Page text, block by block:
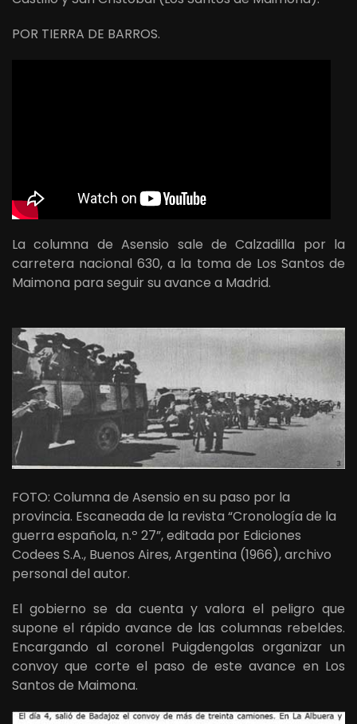
POR TIERRA DE BARROS.
La columna de Asensio sale de Calzadilla por la
carretera nacional 630, a la toma de Los Santos de
Maimona para seguir su avance a Madrid.
FOTO: Columna de Asensio en su paso por la
provincia. Escaneada de la revista “Cronología de la
guerra española, n.º 27”, editada por Ediciones
Codees S.A., Buenos Aires, Argentina (1966), archivo
personal del autor.
El gobierno se da cuenta y valora el peligro que
supone el rápido avance de las columnas rebeldes.
Encargando al coronel Puigdengolas organizar un
convoy que corte el paso de este avance en Los
Santos de Maimona.